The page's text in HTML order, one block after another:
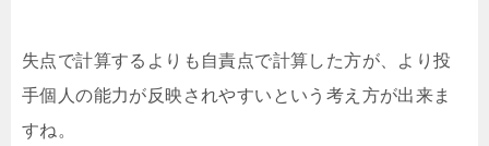
失点で計算するよりも自責点で計算した方が、より投
手個人の能力が反映されやすいという考え方が出来ま
すね。